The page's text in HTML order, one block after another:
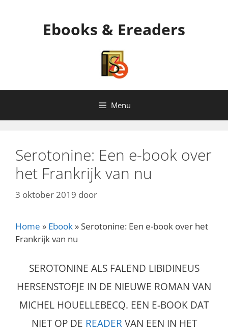
Ebooks & Ereaders
Menu
Serotonine: Een e-book over
het Frankrijk van nu
3 oktober 2019 door
Home » Ebook » Serotonine: Een e-book over het
Frankrijk van nu
SEROTONINE ALS FALEND LIBIDINEUS
HERSENSTOFJE IN DE NIEUWE ROMAN VAN
MICHEL HOUELLEBECQ. EEN E-BOOK DAT
NIET OP DE READERVAN EEN IN HET